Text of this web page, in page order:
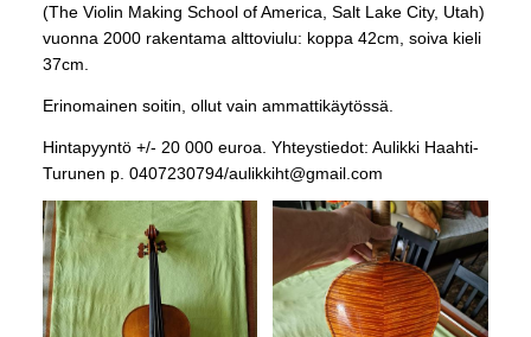
(The Violin Making School of America, Salt Lake City, Utah)
vuonna 2000 rakentama alttoviulu: koppa 42cm, soiva kieli
37cm.
Erinomainen soitin, ollut vain ammattikäytössä.
Hintapyyntö +/- 20 000 euroa. Yhteystiedot: Aulikki Haahti-
Turunen p. 0407230794/aulikkiht@gmail.com